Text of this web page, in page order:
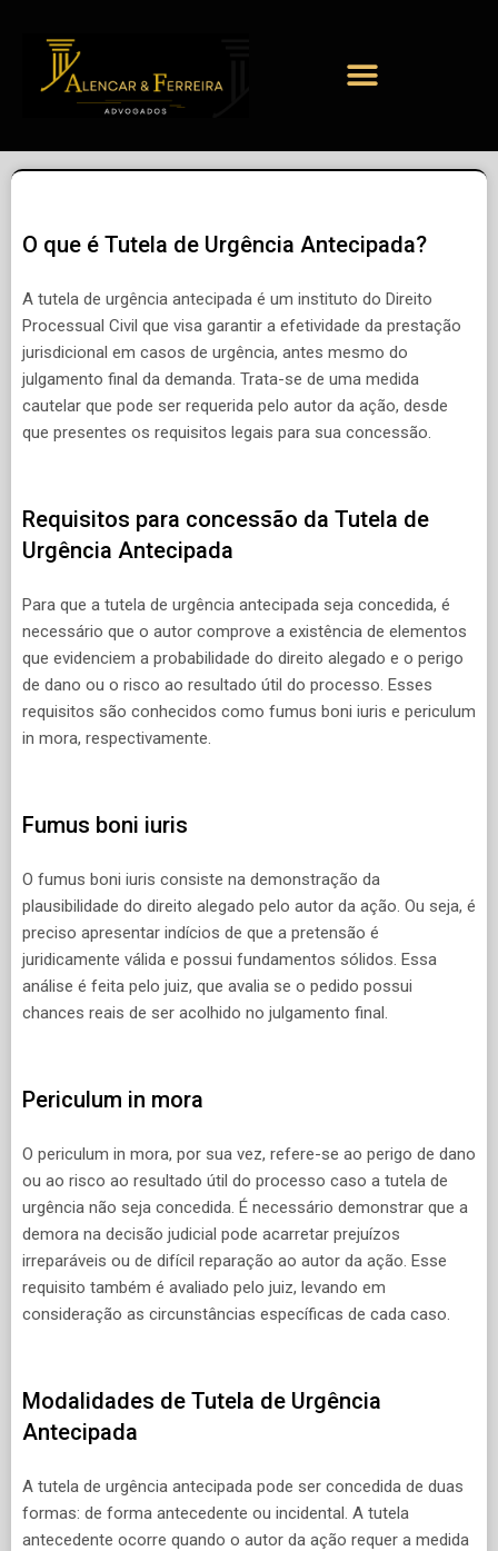
O que é Tutela de Urgência Antecipada?
A tutela de urgência antecipada é um instituto do Direito
Processual Civil que visa garantir a efetividade da prestação
jurisdicional em casos de urgência, antes mesmo do
julgamento final da demanda. Trata-se de uma medida
cautelar que pode ser requerida pelo autor da ação, desde
que presentes os requisitos legais para sua concessão.
Requisitos para concessão da Tutela de
Urgência Antecipada
Para que a tutela de urgência antecipada seja concedida, é
necessário que o autor comprove a existência de elementos
que evidenciem a probabilidade do direito alegado e o perigo
de dano ou o risco ao resultado útil do processo. Esses
requisitos são conhecidos como fumus boni iuris e periculum
in mora, respectivamente.
Fumus boni iuris
O fumus boni iuris consiste na demonstração da
plausibilidade do direito alegado pelo autor da ação. Ou seja, é
preciso apresentar indícios de que a pretensão é
juridicamente válida e possui fundamentos sólidos. Essa
análise é feita pelo juiz, que avalia se o pedido possui
chances reais de ser acolhido no julgamento final.
Periculum in mora
O periculum in mora, por sua vez, refere-se ao perigo de dano
ou ao risco ao resultado útil do processo caso a tutela de
urgência não seja concedida. É necessário demonstrar que a
demora na decisão judicial pode acarretar prejuízos
irreparáveis ou de difícil reparação ao autor da ação. Esse
requisito também é avaliado pelo juiz, levando em
consideração as circunstâncias específicas de cada caso.
Modalidades de Tutela de Urgência
Antecipada
A tutela de urgência antecipada pode ser concedida de duas
formas: de forma antecedente ou incidental. A tutela
antecedente ocorre quando o autor da ação requer a medida